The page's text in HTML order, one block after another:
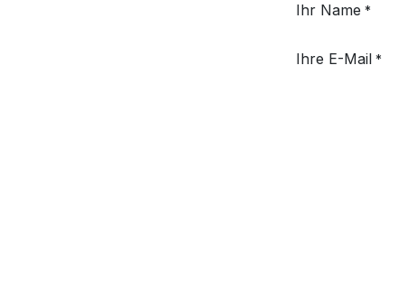
Ihr Name *
Ihre E-Mail *